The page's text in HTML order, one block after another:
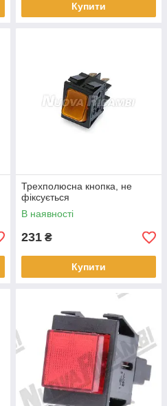
Купити
Трехполюсна кнопка, не
фіксується
В наявності
231 ₴
Купити